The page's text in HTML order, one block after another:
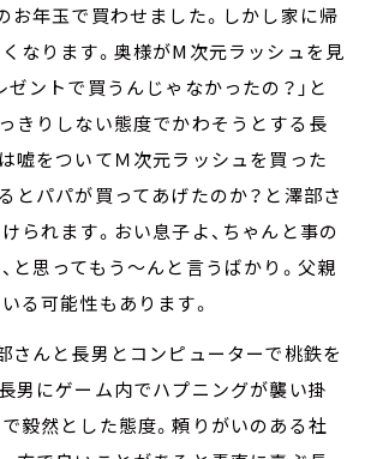
お年玉で買わせました。しかし家に帰
なります。奥様がM次元ラッシュを見
ゼントで買うんじゃなかったの？」と
きりしない態度でかわそうとする長
嘘をついてＭ次元ラッシュを買った
とパパが買ってあげたのか？と澤部さ
られます。おい息子よ、ちゃんと事の
と思ってもう～んと言うばかり。父親
る可能性もあります。
さんと長男とコンピューターで桃鉄を
男にゲーム内でハプニングが襲い掛
毅然とした態度。頼りがいのある社